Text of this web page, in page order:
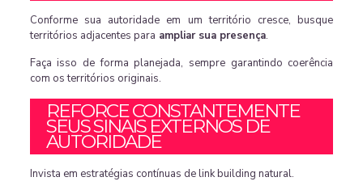
Conforme sua autoridade em um território cresce, busque
territórios adjacentes para ampliar sua presença.
Faça isso de forma planejada, sempre garantindo coerência
com os territórios originais.
REFORCE CONSTANTEMENTE
SEUS SINAIS EXTERNOS DE
AUTORIDADE
Invista em estratégias contínuas de link building natural.